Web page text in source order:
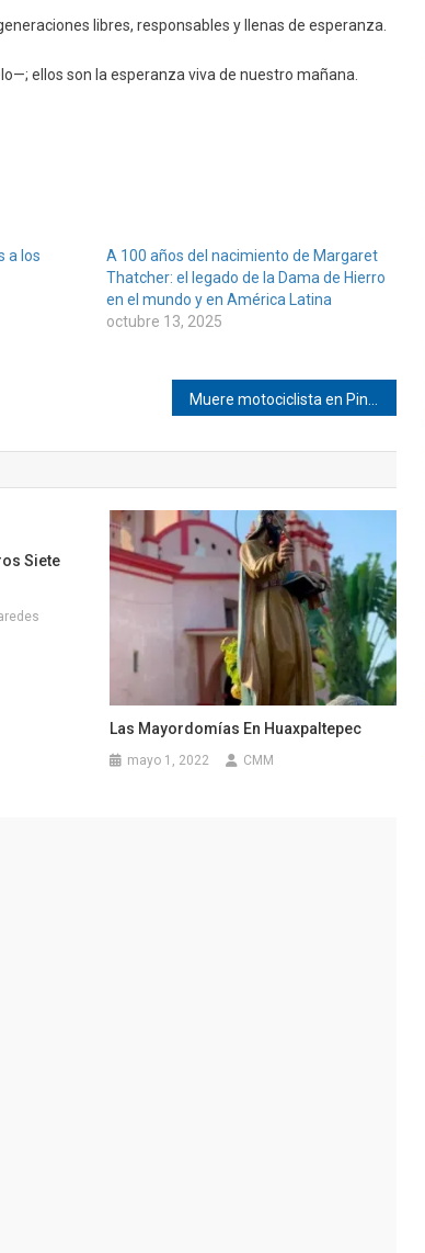
libres, responsables y llenas de esperanza.
ellos son la esperanza viva de nuestro mañana.
a los
A 100 años del nacimiento de Margaret
Thatcher: el legado de la Dama de Hierro
en el mundo y en América Latina
octubre 13, 2025
Siete
Las Mayordomías En Huaxpaltepec
mayo 1, 2022 CMM